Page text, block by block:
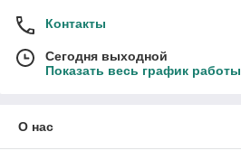
Контакты
Сегодня выходной
Показать весь график работы
О нас